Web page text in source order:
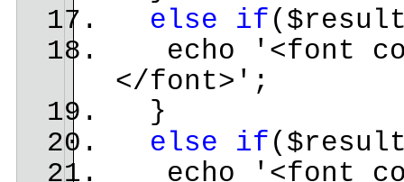
else
if
echo '<font
</font>';
}
else
if
echo '<font